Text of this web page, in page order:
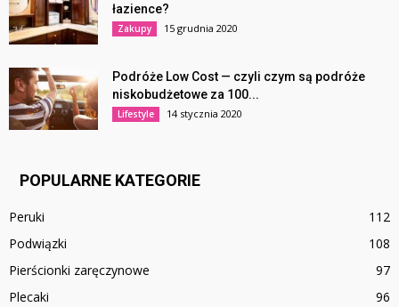
łazience?
Zakupy 15 grudnia 2020
Podróże Low Cost — czyli czym są podróże
niskobudżetowe za 100...
Lifestyle 14 stycznia 2020
POPULARNE KATEGORIE
Peruki
112
Podwiązki
108
Pierścionki zaręczynowe
97
Plecaki
96